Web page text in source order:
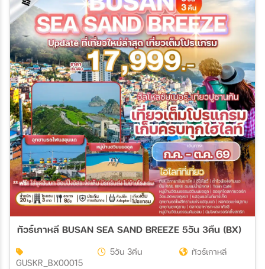
19 ม.ค. 70 - 23 ม.ค. 70
20 ม.ค. 70 - 24 ม.ค. 70
21 ม.ค. 70 - 25 ม.ค. 70
22 ม.ค. 70 - 26 ม.ค. 70
23 ม.ค. 70 - 27 ม.ค. 70
24 ม.ค. 70 - 28 ม.ค. 70
25 ม.ค. 70 - 29 ม.ค. 70
26 ม.ค. 70 - 30 ม.ค. 70
27 ม.ค. 70 - 31 ม.ค. 70
28 ม.ค. 70 - 01 ก.พ. 70
29 ม.ค. 70 - 02 ก.พ. 70
30 ม.ค. 70 - 03 ก.พ. 70
31 ม.ค. 70 - 04 ก.พ. 70
ทัวร์เกาหลี BUSAN SEA SAND BREEZE 5วัน 3คืน (BX)
GUSKR_BX00015
5วัน 3คืน ทัวร์เกาหลี